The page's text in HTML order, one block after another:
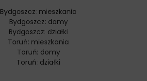
Bydgoszcz: mieszkania
Bydgoszcz: domy
Bydgoszcz: działki
Toruń: mieszkania
Toruń: domy
Toruń: działki